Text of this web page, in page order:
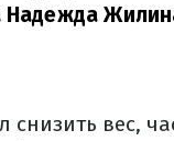
Надежда
снизить вес,